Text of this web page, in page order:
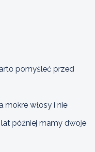
pomyśleć przed
mokre włosy i nie
lat później mamy dwoje